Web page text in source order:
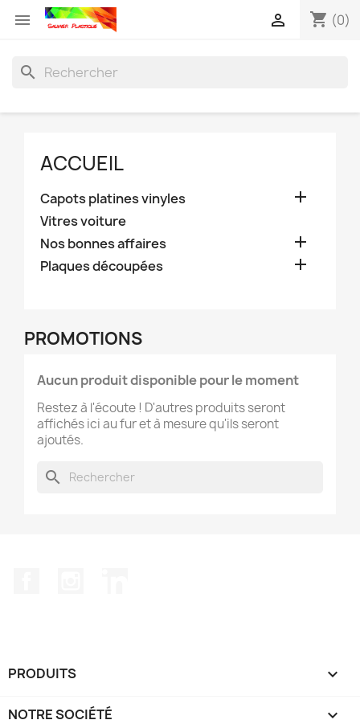
 shopping_cart (0)

search
ACCUEIL
Capots platines vinyles 
Vitres voiture
Nos bonnes affaires

Plaques découpées 
PROMOTIONS
Aucun produit disponible pour le moment
Restez à l'écoute ! D'autres produits seront
affichés ici au fur et à mesure qu'ils seront
ajoutés.
search
PRODUITS 
NOTRE SOCIÉTÉ 